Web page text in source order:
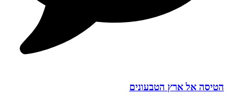
הטיסה אל ארץ הטבעונים